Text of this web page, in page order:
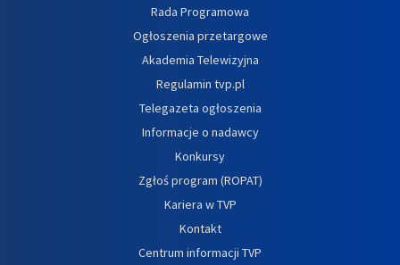
Rada Programowa
Ogłoszenia przetargowe
Akademia Telewizyjna
Regulamin tvp.pl
Telegazeta ogłoszenia
Informacje o nadawcy
Konkursy
Zgłoś program (ROPAT)
Kariera w TVP
Kontakt
Centrum informacji TVP